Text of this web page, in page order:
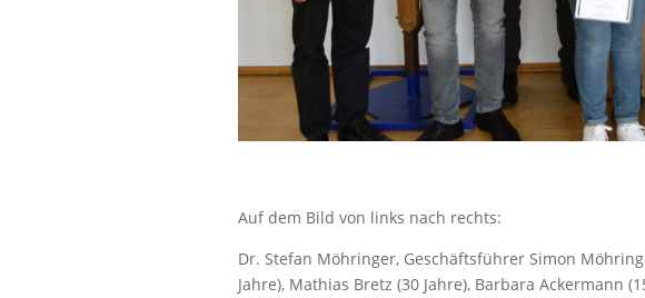
Auf dem Bild von links nach rechts:
Dr. Stefan Möhringer, Geschäftsführer Simon
Jahre), Mathias Bretz (30 Jahre), Barbara Ackermann